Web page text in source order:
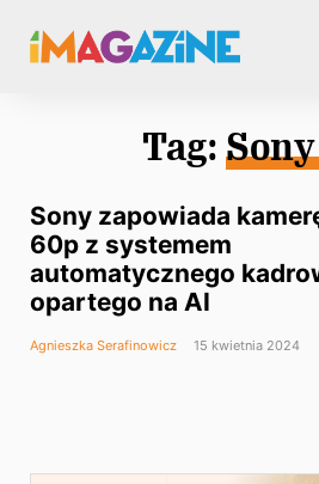
Tag:
Sony zapowiada
60p z systemem
automatycznego
opartego na AI
Agnieszka Serafinowicz 15 kwietnia 2024